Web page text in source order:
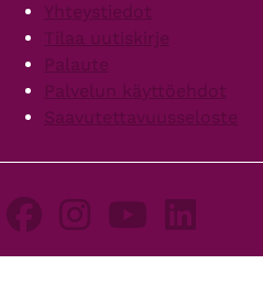
Yhteystiedot
Tilaa uutiskirje
Palaute
Palvelun käyttöehdot
Saavutettavuusseloste